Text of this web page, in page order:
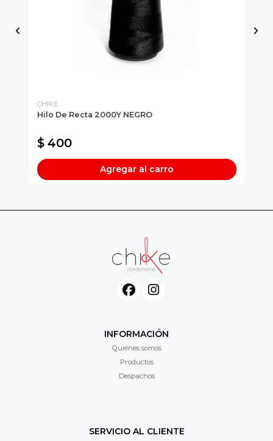
CHIKE
Hilo De Recta 2000Y NEGRO
$ 400
Agregar al carro
INFORMACIÓN
Quiénes somos
Productos
Despachos
SERVICIO AL CLIENTE